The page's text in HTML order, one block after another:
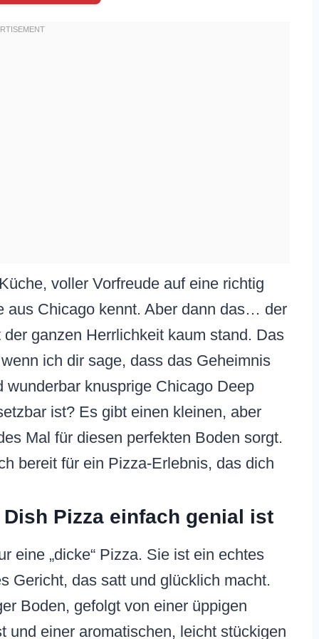
voller Vorfreude auf eine richtig
aus Chicago kennt. Aber dann das… der
ganzen Herrlichkeit kaum stand. Das
ich dir sage, dass das Geheimnis
knusprige Chicago Deep
ist? Es gibt einen kleinen, aber
Mal für diesen perfekten Boden sorgt.
bereit für ein Pizza-Erlebnis, das dich
Pizza einfach genial ist
eine „dicke“ Pizza. Sie ist ein echtes
Gericht, das satt und glücklich macht.
Boden, gefolgt von einer üppigen
und einer aromatischen, leicht stückigen